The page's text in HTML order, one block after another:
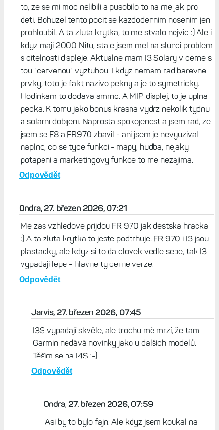
to, ze se mi moc nelibili a pusobilo to na me jak pro
deti. Bohuzel tento pocit se kazdodennim nosenim jen
prohloubil. A ta zluta krytka, to me stvalo nejvic :) Ale i
kdyz maji 2000 Nitu, stale jsem mel na slunci problem
s citelnosti displeje. Aktualne mam I3 Solary v cerne s
tou "cervenou" vyztuhou. I kdyz nemam rad barevne
prvky, toto je fakt nazivo pekny a je to symetricky.
Hodinkam to dodava smrnc. A MIP displej, to je uplna
pecka. K tomu jako bonus krasna vydrz nekolik tydnu
a solarni dobijeni. Naprosta spokojenost a jsem rad, ze
jsem se F8 a FR970 zbavil - ani jsem je nevyuzival
naplno, co se tyce funkci - mapy, hudba, nejaky
potapeni a marketingovy funkce to me nezajima.
Odpovědět
Ondra, 27. březen 2026, 07:21
Me zas vzhledove prijdou FR 970 jak destska hracka
:) A ta zluta krytka to jeste podtrhuje. FR 970 i I3 jsou
plastacky, ale kdyz si to da clovek vedle sebe, tak I3
vypadaji lepe - hlavne ty cerne verze.
Odpovědět
Jarvis, 27. březen 2026, 07:45
I3S vypadají skvěle, ale trochu mě mrzí, že tam
Garmin nedává novinky jako u dalších modelů.
Těším se na I4S :-)
Odpovědět
Ondra, 27. březen 2026, 07:59
Asi by to bylo fajn. Ale kdyz jsem koukal na